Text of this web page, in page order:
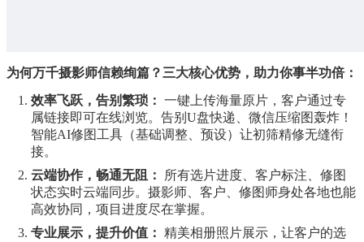
为何万千摄影师信赖绚篇？三大核心优势，助力你事半功倍：
效率飞跃，告别繁琐： 一键上传海量原片，客户通过专
属链接即可在线浏览。告别U盘快递、微信压缩图轰炸！
智能AI修图工具（基础调整、预设）让初筛精修无缝衔
接。
云端协作，畅通无阻：
所有选片进度、客户标注、修图
状态实时云端同步。摄影师、客户、修图师身处各地也能
高效协同，项目进度尽在掌握。
专业展示，提升价值： 精美相册照片展示，让客户的选